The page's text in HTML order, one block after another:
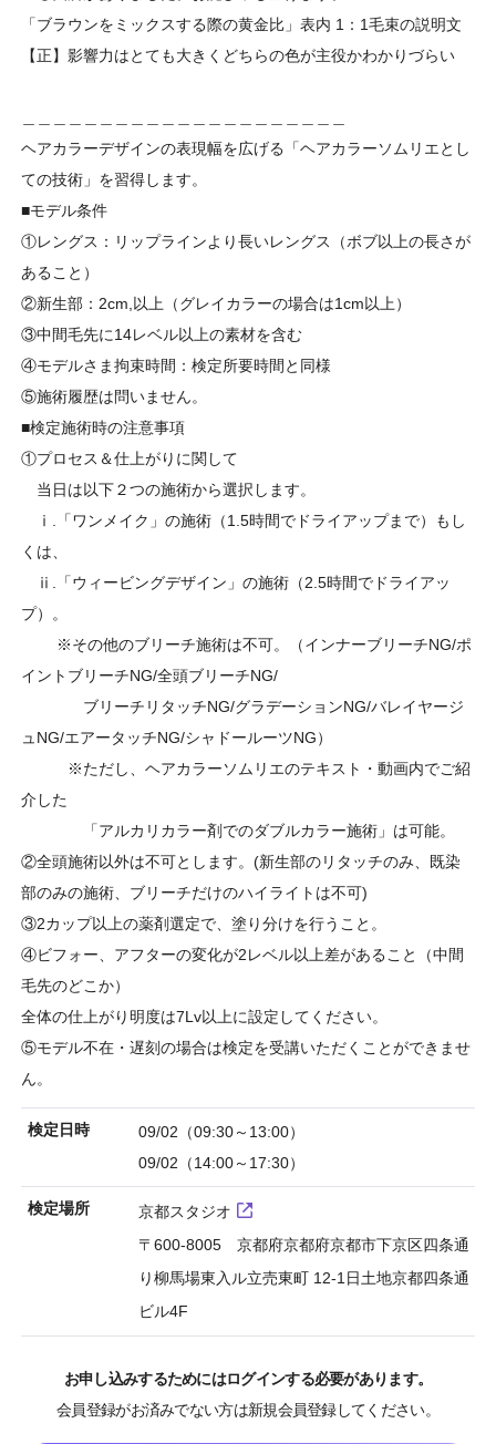
「ブラウンをミックスする際の黄金比」表内 1：1毛束の説明文
【正】影響力はとても大きくどちらの色が主役かわかりづらい
ヘアカラーデザインの表現幅を広げる「ヘアカラーソムリエとし
ての技術」を習得します。
■モデル条件
①レングス：リップラインより長いレングス（ボブ以上の長さが
あること）
②新生部：2cm,以上（グレイカラーの場合は1cm以上）
③中間毛先に14レベル以上の素材を含む
④モデルさま拘束時間：検定所要時間と同様
⑤施術履歴は問いません。
■検定施術時の注意事項
①プロセス＆仕上がりに関して
当日は以下２つの施術から選択します。
ⅰ.「ワンメイク」の施術（1.5時間でドライアップまで）もし
くは、
ⅱ.「ウィービングデザイン」の施術（2.5時間でドライアッ
プ）。
※その他のブリーチ施術は不可。（インナーブリーチNG/ポ
イントブリーチNG/全頭ブリーチNG/
ブリーチリタッチNG/グラデーションNG/バレイヤージ
ュNG/エアータッチNG/シャドールーツNG）
※ただし、ヘアカラーソムリエのテキスト・動画内でご紹
介した
「アルカリカラー剤でのダブルカラー施術」は可能。
②全頭施術以外は不可とします。(新生部のリタッチのみ、既染
部のみの施術、ブリーチだけのハイライトは不可)
③2カップ以上の薬剤選定で、塗り分けを行うこと。
④ビフォー、アフターの変化が2レベル以上差があること（中間
毛先のどこか）
全体の仕上がり明度は7Lv以上に設定してください。
⑤モデル不在・遅刻の場合は検定を受講いただくことができませ
ん。
検定日時
09/02（09:30～13:00）
09/02（14:00～17:30）
検定場所
京都スタジオ
〒600-8005 京都府京都府京都市下京区四条通
り柳馬場東入ル立売東町 12-1日土地京都四条通
ビル4F
お申し込みするためにはログインする必要があります。
会員登録がお済みでない方は新規会員登録してください。